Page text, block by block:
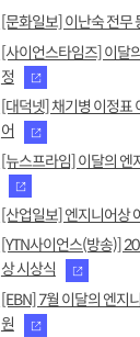
[문화일보] 이난숙 전무
[사이언스타임즈] 이달
정
[대덕넷] 채기병 이정표
어
[뉴스프라임] 이달의 엔
[산업일보] 엔지니어상
[YTN사이언스(방송)]
상 시상식
[EBN] 7월 이달의 엔지
원